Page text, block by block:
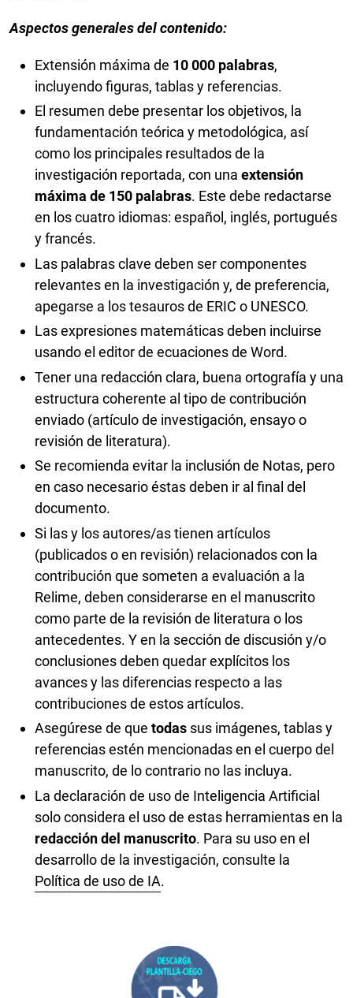
Aspectos generales del contenido:
Extensión máxima de 10 000 palabras,
incluyendo figuras, tablas y referencias.
El resumen debe presentar los objetivos, la
fundamentación teórica y metodológica, así
como los principales resultados de la
investigación reportada, con una extensión
máxima de 150 palabras. Este debe redactarse
en los cuatro idiomas: español, inglés, portugués
y francés.
Las palabras clave deben ser componentes
relevantes en la investigación y, de preferencia,
apegarse a los tesauros de ERIC o UNESCO.
Las expresiones matemáticas deben incluirse
usando el editor de ecuaciones de Word.
Tener una redacción clara, buena ortografía y una
estructura coherente al tipo de contribución
enviado (artículo de investigación, ensayo o
revisión de literatura).
Se recomienda evitar la inclusión de Notas, pero
en caso necesario éstas deben ir al final del
documento.
Si las y los autores/as tienen artículos
(publicados o en revisión) relacionados con la
contribución que someten a evaluación a la
Relime, deben considerarse en el manuscrito
como parte de la revisión de literatura o los
antecedentes. Y en la sección de discusión y/o
conclusiones deben quedar explícitos los
avances y las diferencias respecto a las
contribuciones de estos artículos.
Asegúrese de que todas sus imágenes, tablas y
referencias estén mencionadas en el cuerpo del
manuscrito, de lo contrario no las incluya.
La declaración de uso de Inteligencia Artificial
solo considera el uso de estas herramientas en la
redacción del manuscrito. Para su uso en el
desarrollo de la investigación, consulte la
Política de uso de IA.